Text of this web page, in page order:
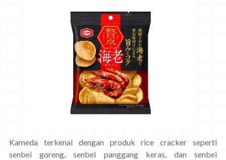
Kameda terkenal dengan produk rice cracker seperti
senbei goreng, senbei panggang keras, dan senbei